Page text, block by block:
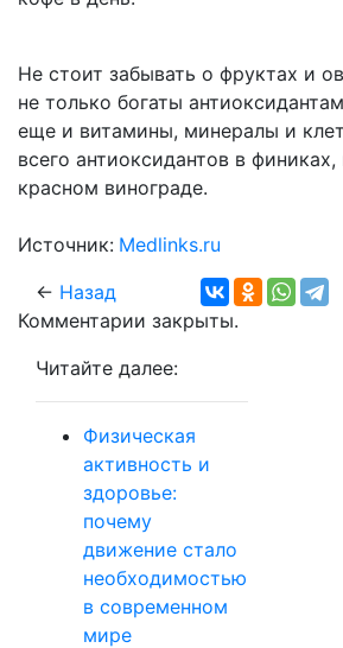
Не стоит забывать о фруктах и
не только богаты
еще и витамины, минералы и
всего антиоксидантов в
красном винограде.
Источник: Medlinks.ru
← Назад
Комментарии закрыты.
Читайте далее:
Физическая
активность и
здоровье:
почему
движение стало
необходимостью
в современном
мире